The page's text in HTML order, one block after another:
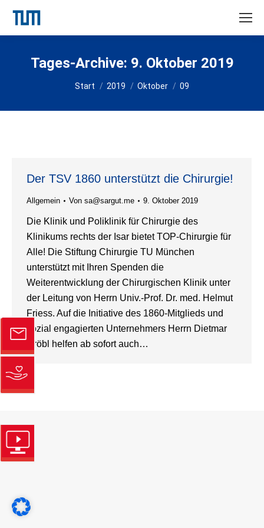
Tages-Archive: 9. Oktober 2019
Sie befinden sich hier:
Start 2019 Oktober 09
Der TSV 1860 unterstützt die Chirurgie!
Allgemein Von sa@sargut.me 9. Oktober 2019
Die Klinik und Poliklinik für Chirurgie des
Klinikums rechts der Isar bietet TOP-Chirurgie für
Alle! Die Stiftung Chirurgie TU München
unterstützt mit Ihren Spenden die
Weiterentwicklung der Chirurgischen Klinik unter
der Leitung von Herrn Univ.-Prof. Dr. med. Helmut
Friess. Auf die Initiative des 1860-Mitglieds und
sozial engagierten Unternehmers Herrn Dietmar
Gröbl helfen ab sofort auch…